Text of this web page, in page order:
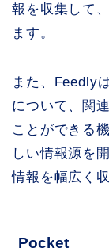
報を収集して
ます。
また、Feedly
について、関
ことができる
しい情報源を
情報を幅広く
Pocket